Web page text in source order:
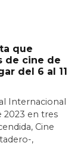
que
de cine de
del 6 al 11
Internacional
2023 en tres
Cine
,